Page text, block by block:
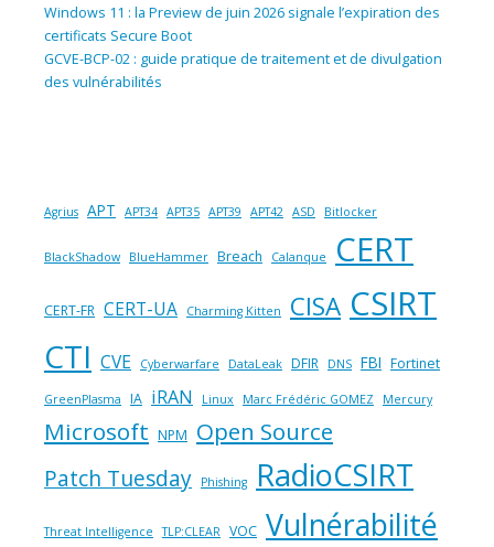
Windows 11 : la Preview de juin 2026 signale l’expiration des
certificats Secure Boot
GCVE-BCP-02 : guide pratique de traitement et de divulgation
des vulnérabilités
Agrius APT APT34 APT35 APT39 APT42 ASD Bitlocker
BlackShadow BlueHammer Breach Calanque CERT
CERT-FR CERT-UA Charming Kitten CISA CSIRT
CTI CVE Cyberwarfare DataLeak DFIR DNS FBI Fortinet
GreenPlasma IA iRAN Linux Marc Frédéric GOMEZ Mercury
Microsoft NPM Open Source
Patch Tuesday Phishing RadioCSIRT
Threat Intelligence TLP:CLEAR VOC Vulnérabilité